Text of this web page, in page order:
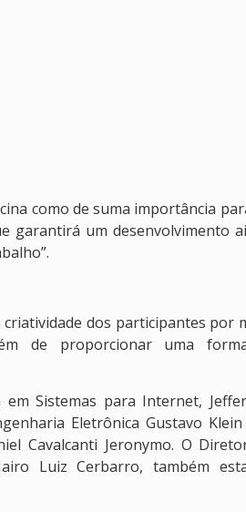
como de suma importância
garantirá um desenvolvimento
dos participantes por
de proporcionar uma
Sistemas para Internet,
Eletrônica Gustavo
Cavalcanti Jeronymo. O
Luiz Cerbarro, também